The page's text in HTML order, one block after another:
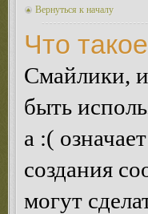
Вернуться к началу
Что
Смайлики,
быть
а :(
создания
могут